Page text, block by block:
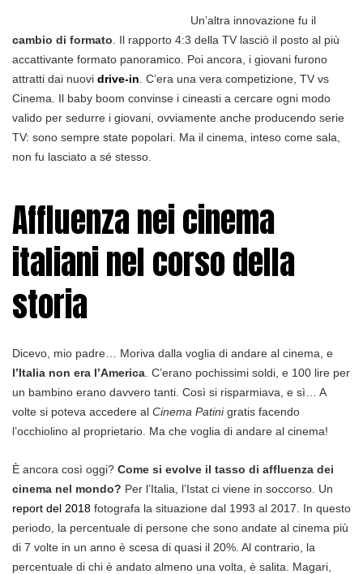
Un’altra innovazione fu il
cambio di formato. Il rapporto 4:3 della TV lasciò il posto al più
accattivante formato panoramico. Poi ancora, i giovani furono
attratti dai nuovi drive-in. C’era una vera competizione, TV vs
Cinema. Il baby boom convinse i cineasti a cercare ogni modo
valido per sedurre i giovani, ovviamente anche producendo serie
TV: sono sempre state popolari. Ma il cinema, inteso come sala,
non fu lasciato a sé stesso.
Affluenza nei cinema
italiani nel corso della
storia
Dicevo, mio padre… Moriva dalla voglia di andare al cinema, e
l’Italia non era l’America . C’erano pochissimi soldi, e 100 lire per
un bambino erano davvero tanti. Così si risparmiava, e sì… A
volte si poteva accedere al Cinema Patinigratis facendo
l’occhiolino al proprietario. Ma che voglia di andare al cinema!
È ancora così oggi? Come si evolve il tasso di affluenza dei
cinema nel mondo? Per l’Italia, l’Istat ci viene in soccorso. Un
report del 2018 fotografa la situazione dal 1993 al 2017. In questo
periodo, la percentuale di persone che sono andate al cinema più
di 7 volte in un anno è scesa di quasi il 20%. Al contrario, la
percentuale di chi è andato almeno una volta, è salita. Magari,